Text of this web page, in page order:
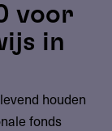
voor
in
houden
fonds